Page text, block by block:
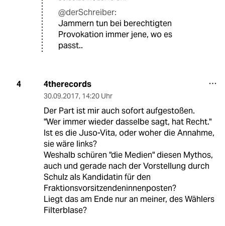
@derSchreiber:
Jammern tun bei berechtigten
Provokation immer jene, wo es
passt..
4 4therecords
30.09.2017, 14:20 Uhr
Der Part ist mir auch sofort aufgestoßen.
"Wer immer wieder dasselbe sagt, hat Recht."
Ist es die Juso-Vita, oder woher die Annahme,
sie wäre links?
Weshalb schüren "die Medien" diesen Mythos,
auch und gerade nach der Vorstellung durch
Schulz als Kandidatin für den
Fraktionsvorsitzendeninnenposten?
Liegt das am Ende nur an meiner, des Wählers
Filterblase?